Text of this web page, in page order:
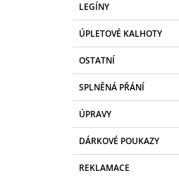
LEGÍNY
ÚPLETOVÉ KALHOTY
OSTATNÍ
SPLNĚNÁ PŘÁNÍ
ÚPRAVY
DÁRKOVÉ POUKAZY
REKLAMACE